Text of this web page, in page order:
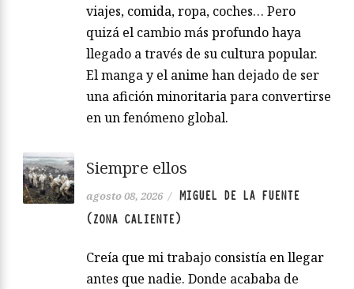
viajes, comida, ropa, coches… Pero
quizá el cambio más profundo haya
llegado a través de su cultura popular.
El manga y el anime han dejado de ser
una afición minoritaria para convertirse
en un fenómeno global.
Siempre ellos
agosto 08, 2026 / MIGUEL DE LA FUENTE
(ZONA CALIENTE)
Creía que mi trabajo consistía en llegar
antes que nadie. Donde acababa de